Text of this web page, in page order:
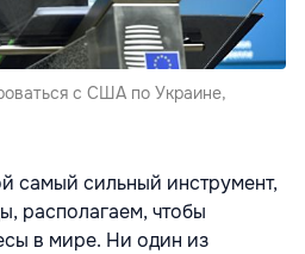
с США по Украине,
самый сильный инструмент,
располагаем, чтобы
в мире. Ни один из